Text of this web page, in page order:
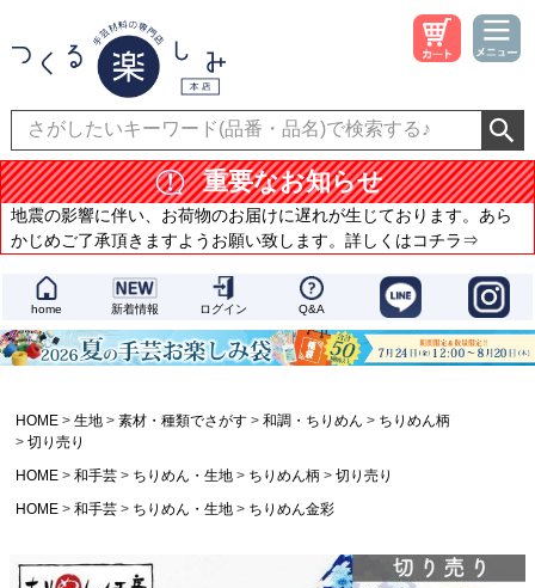
重要なお知らせ
地震の影響に伴い、お荷物のお届けに遅れが生じております。あら
かじめご了承頂きますようお願い致します。詳しくはコチラ⇒
home 新着情報 ログイン Q&A
HOME 生地 素材・種類でさがす 和調・ちりめん
ちりめん柄
切り売り
HOME
和手芸 ちりめん・生地 ちりめん柄
切り売り
HOME
和手芸 ちりめん・生地 ちりめん金彩